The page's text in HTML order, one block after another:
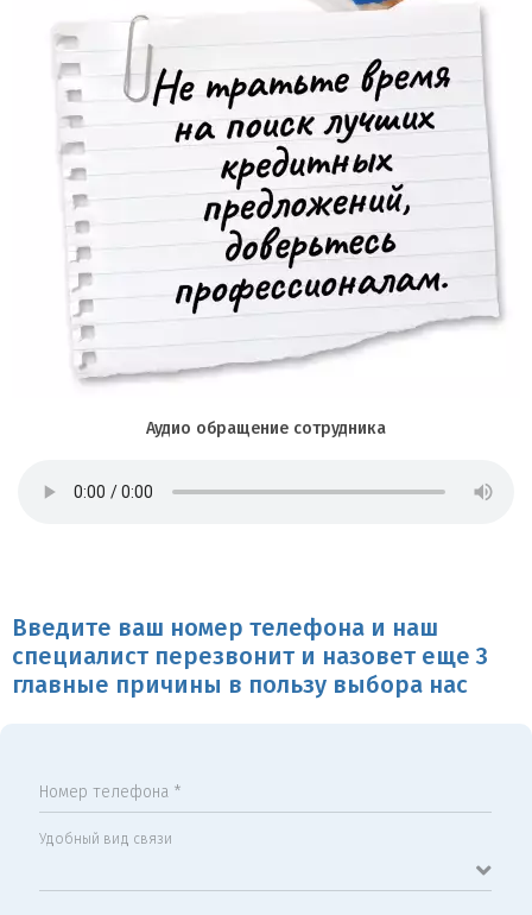
Аудио обращение сотрудника
Введите ваш номер телефона и наш
специалист перезвонит и назовет еще 3
главные причины в пользу выбора нас
Номер телефона *
Удобный вид связи